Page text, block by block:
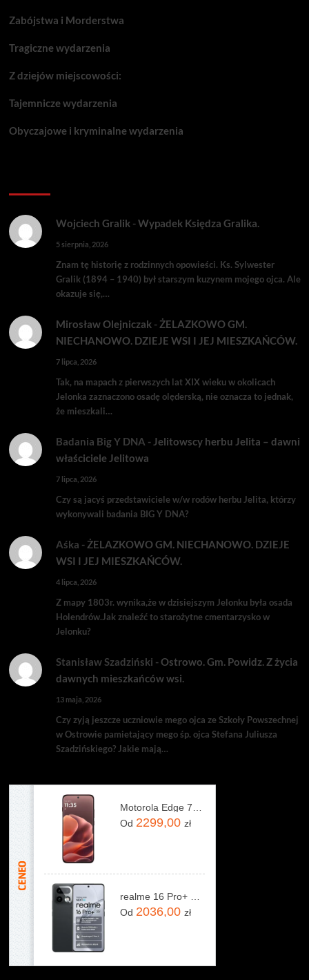
Zabójstwa i Morderstwa
Tragiczne wydarzenia
Z dziejów miejscowości:
Tajemnicze wydarzenia
Obyczajowe i kryminalne wydarzenia
Wojciech Gralik-Wypadek Księdza Gralika.
5 sierpnia, 2026
Znam tę historię z rodzinnych opowieści. Ks. Sylwester
Gralik (1894 – 1940) był starszym kuzynem mojego ojca. Ale
okazuje się,…
Mirosław Olejniczak- ŻELAZKOWO GM.
NIECHANOWO. DZIEJE WSI I JEJ MIESZKAŃCÓW.
7 lipca, 2026
Tak, na mapach z pierwszych lat XIX wieku w okolicach
Jelonka zaznaczono osadę olęderską, nie oznacza to jednak,
że mieszkali…
Badania Big Y DNA - Jelitowscy herbu Jelita – dawni
właściciele Jelitowa
7 lipca, 2026
Czy są jacyś przedstawiciele w/w rodów herbu Jelita, którzy
wykonywali badania BIG Y DNA?
Aśka - ŻELAZKOWO GM. NIECHANOWO. DZIEJE
WSI I JEJ MIESZKAŃCÓW.
4 lipca, 2026
Z mapy 1803r. wynika,że w dzisiejszym Jelonku była osada
Holendrów.Jak znaleźć to starożytne cmentarzysko w
Jelonku?
Stanisław Szadziński -Ostrowo. Gm. Powidz. Z życia
dawnych mieszkańców wsi.
13 maja, 2026
Czy zyją jeszcze uczniowie mego ojca ze Szkoły Powszechnej
w Ostrowie pamietający mego śp. ojca Stefana Juliusza
Szadzińskiego? Jakie mają…
Od 2299,00 zł
Od 2036,00 zł